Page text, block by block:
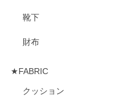
靴下
財布
★FABRIC
クッション